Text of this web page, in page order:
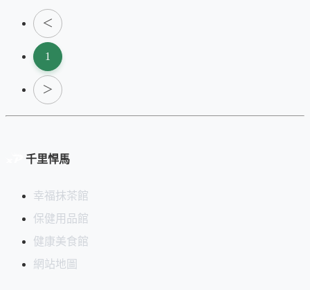
＜
1
＞
千里悍馬
幸福抹茶館
保健用品館
健康美食館
網站地圖